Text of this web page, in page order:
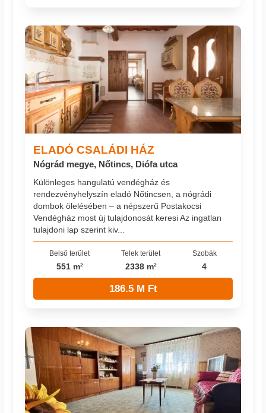
ELADÓ CSALÁDI HÁZ
Nógrád megye, Nőtincs, Diófa utca
Különleges hangulatú vendégház és
rendezvényhelyszín eladó Nőtincsen, a nógrádi
dombok ölelésében – a népszerű Postakocsi
Vendégház most új tulajdonosát keresi Az ingatlan
tulajdoni lap szerint kiv...
Belső terület
551 m²
Telek terület
2338 m²
Szobák
4
186.5 M Ft